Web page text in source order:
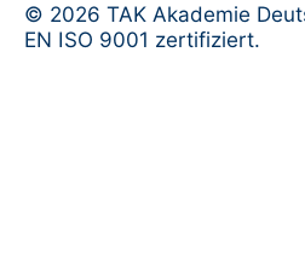
© 2026 TAK Akademie
EN ISO 9001 zertifiziert.